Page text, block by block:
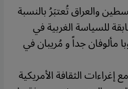
والعراق تُعتبَرُ بالنسبة
للسياسة الغربية في
مألوفان جداً و مُريبان في
الثقافة الأمريكية